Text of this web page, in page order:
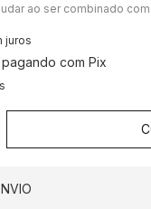
ao ser combinado
juros
pagando com Pix